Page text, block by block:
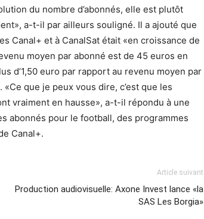
du nombre d’abonnés, elle est plutôt
a-t-il par ailleurs souligné. Il a ajouté que
Canal+ et à CanalSat était «en croissance de
moyen par abonné est de 45 euros en
d’1,50 euro par rapport au revenu moyen par
que je peux vous dire, c’est que les
vraiment en hausse», a-t-il répondu à une
abonnés pour le football, des programmes
Canal+.
Article suivant
Production audiovisuelle: Axone Invest lance «la
SAS Les Borgia»